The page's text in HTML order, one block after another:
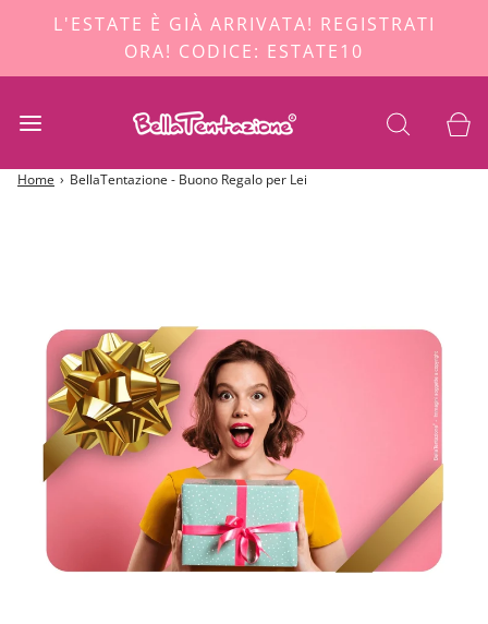
L'ESTATE È GIÀ ARRIVATA! REGISTRATI
ORA! CODICE: ESTATE10
Home › BellaTentazione - Buono Regalo per Lei